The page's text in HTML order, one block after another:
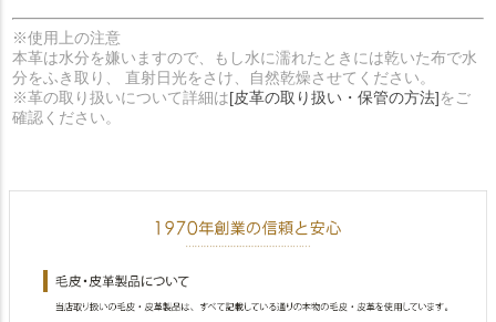
※使用上の注意
本革は水分を嫌いますので、もし水に濡れたときには乾いた布で水
分をふき取り、 直射日光をさけ、自然乾燥させてください。
※革の取り扱いについて詳細は[皮革の取り扱い・保管の方法]をご
確認ください。